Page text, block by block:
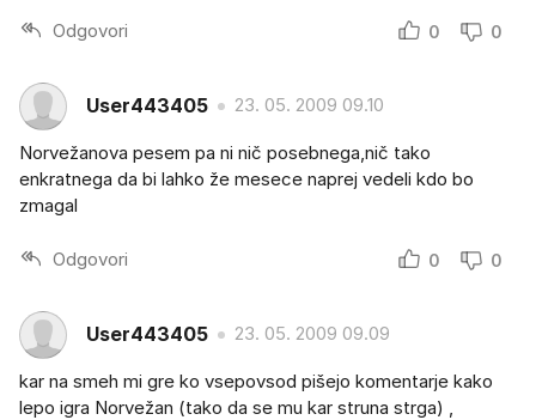
Odgovori 0 0
User443405 23. 05. 2009 09.10
Norvežanova pesem pa ni nič posebnega,nič tako
enkratnega da bi lahko že mesece naprej vedeli kdo bo
zmagal
Odgovori 0 0
User443405 23. 05. 2009 09.09
kar na smeh mi gre ko vsepovsod pišejo komentarje kako
lepo igra Norvežan (tako da se mu kar struna strga) ,